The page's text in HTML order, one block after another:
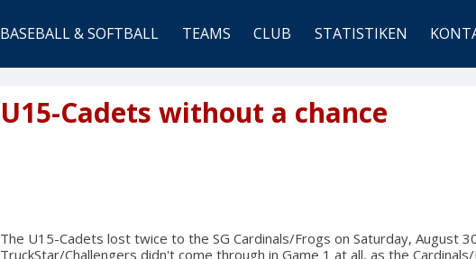
BASEBALL & SOFTBALL TEAMS CLUB STATISTIKEN
U15-Cadets without a chance
The U15-Cadets lost twice to the SG Cardinals/Frogs on Saturday, August
TruckStar/Challengers didn't come through in Game 1 at all, as the